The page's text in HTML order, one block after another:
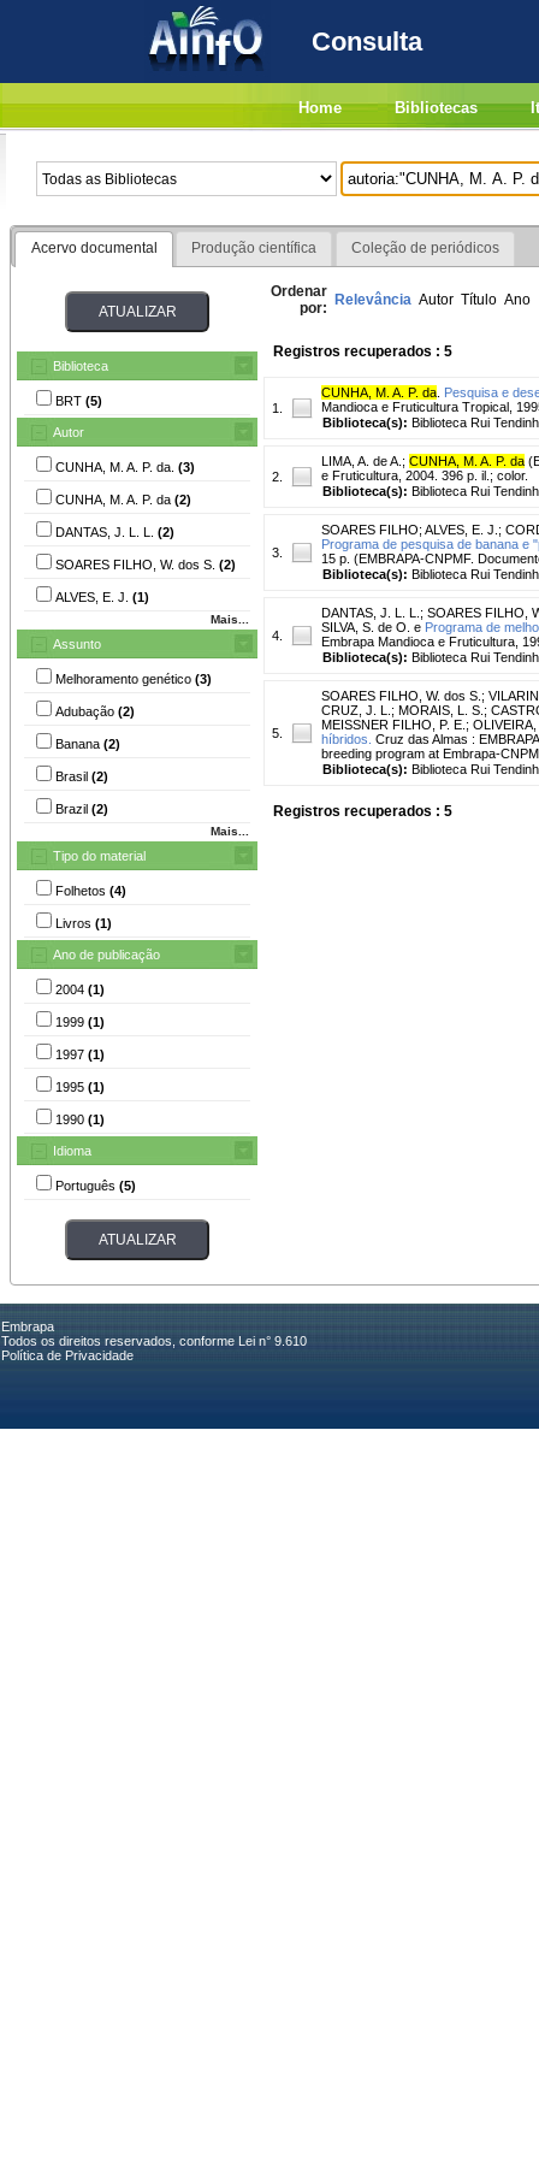
Consulta
Home Bibliotecas
Acervo documental Produção científica Coleção de periódicos
Biblioteca
BRT (5)
Autor
CUNHA, M. A. P. da. (3)
CUNHA, M. A. P. da (2)
DANTAS, J. L. L. (2)
SOARES FILHO, W. dos S. (2)
ALVES, E. J. (1)
Mais...
Assunto
Melhoramento genético (3)
Adubação (2)
Banana (2)
Brasil (2)
Brazil (2)
Mais...
Tipo do material
Folhetos (4)
Livros (1)
Ano de publicação
2004 (1)
1999 (1)
1997 (1)
1995 (1)
1990 (1)
Idioma
Português (5)
Ordenar
por: Relevância Autor Título Ano
Registros recuperados : 5
1.
CUNHA, M. A. P. da Pesquisa e
Mandioca e Fruticultura Tropical,
Biblioteca(s): Biblioteca Rui
2.
LIMA, A. de A. ; CUNHA, M. A. P. da
e Fruticultura, 2004. 396 p. il.; color.
Biblioteca(s): Biblioteca Rui
3.
SOARES FILHO; ALVES, E. J. ;
Programa de pesquisa de banana e
15 p. (EMBRAPA-CNPMF.
Biblioteca(s): Biblioteca Rui
4.
DANTAS, J. L. L. ; SOARES FILHO,
SILVA, S. de O. e Programa de
Embrapa Mandioca e Fruticultura,
Biblioteca(s): Biblioteca Rui
5.
SOARES FILHO, W. dos S. ;
CRUZ, J. L. ; MORAIS, L. S. ;
MEISSNER FILHO, P. E. ; OLIVEIRA,
híbridos. Cruz das Almas :
breeding program at Embrapa-
Biblioteca(s): Biblioteca Rui
Registros recuperados : 5
Embrapa
Todos os direitos reservados, conforme Lei n° 9.610
Política de Privacidade